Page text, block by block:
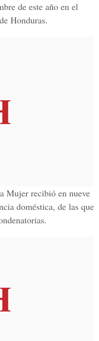
de este año en el
Honduras.
Mujer recibió en nueve
doméstica, de las que